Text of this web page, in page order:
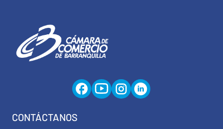
CONTÁCTANOS